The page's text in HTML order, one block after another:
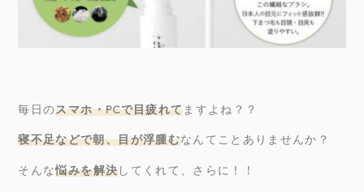
毎日のスマホ・PCで目疲れてますよね？？
寝不足などで朝、目が浮腫むなんてことありませんか？
そんな悩みを解決してくれて、さらに！！